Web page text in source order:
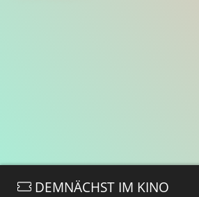
DEMNÄCHST IM KINO